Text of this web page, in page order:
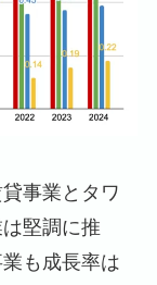
事業とタワ
堅調に推
も成長率は